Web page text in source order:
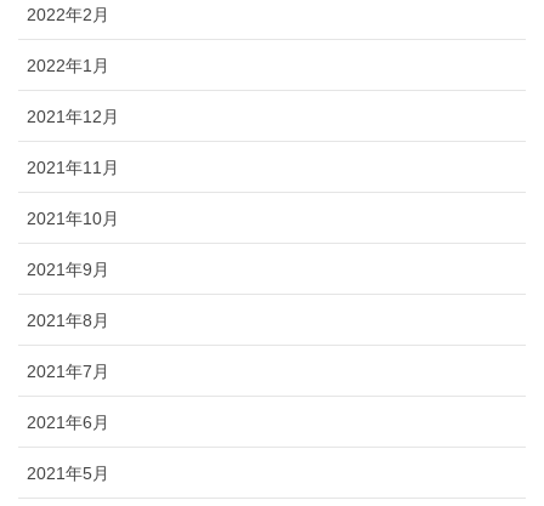
2022年2月
2022年1月
2021年12月
2021年11月
2021年10月
2021年9月
2021年8月
2021年7月
2021年6月
2021年5月